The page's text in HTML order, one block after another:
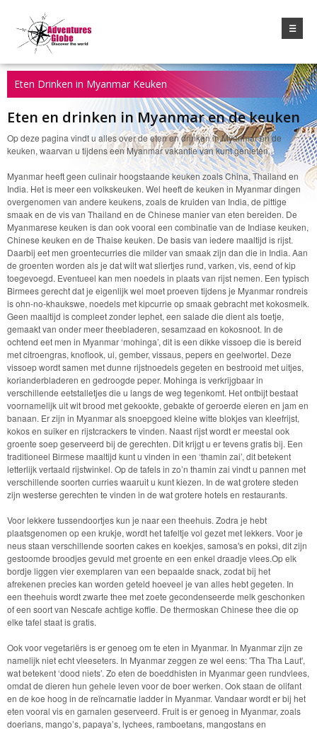
☰
Eten Drinken in Myanmar Keuken
Eten en drinken in Myanmar en de keuken
Op deze pagina vindt u alles over de eten en drinken in Myanmar en de
keuken, waarvan u tijdens een Myanmar vakantie van kunt genieten.
Myanmar heeft geen culinair hoogstaande keuken zoals China, Thailand en
India. Het is meer een volkskeuken. Wel heeft de keuken in Myanmar dingen
overgenomen van andere keukens, zoals de kruiden van India, de pittige
smaak en de vis van Thailand en de Chinese manier van eten bereiden. De
Myanmarese keuken is dan ook vooral een combinatie van de Indiase keuken,
Chinese keuken en de Thaise keuken. De basis van iedere maaltijd is rijst.
Daarbij eet men groentecurries die milder van smaak zijn dan die in India. Aan
de groenten worden als je dat wilt wat sliertjes rund, varken, vis, eend of kip
toegevoegd. Eventueel kan men noedels in plaats van rijst nemen. Een typisch
Birmees gerecht dat je eigenlijk wel moet proeven tijdens je Myanmar rondreis
is ohn-no-khaukswe, noedels met kipcurrie op smaak gebracht met kokosmelk.
Geen maaltijd is compleet zonder lephet, een salade die dient als toetje,
gemaakt van onder meer theebladeren, sesamzaad en kokosnoot. In de
ochtend eet men in Myanmar ‘mohinga’, dit is een dikke vissoep die is bereid
met citroengras, knoflook, ui, gember, vissaus, pepers en geelwortel. Deze
vissoep wordt samen met dunne rijstnoedels gegeten en bestrooid met uitjes,
korianderbladeren en gedroogde peper. Mohinga is verkrijgbaar in
verschillende eetstalletjes die u langs de weg tegenkomt. Het ontbijt bestaat
voornamelijk uit wit brood met gekookte, gebakte of geroerde eieren en jam en
banaan. Er zijn in Myanmar als snoepgoed kleine witte blokjes van kleefrijst,
kokos en suiker en rijstcrackers te vinden. Naast rijst wordt er meestal ook
groente soep geserveerd bij de gerechten. Dit krijgt u er tevens gratis bij. Een
traditioneel Birmese maaltijd kunt u vinden in een ‘thamin zai’, dit betekent
letterlijk vertaald rijstwinkel. Op de tafels in zo’n thamin zai vindt u pannen met
verschillende soorten curries waaruit u kunt kiezen. In de wat grotere steden
zijn westerse gerechten te vinden in de wat grotere hotels en restaurants.
Voor lekkere tussendoortjes kun je naar een theehuis. Zodra je hebt
plaatsgenomen op een krukje, wordt het tafeltje vol gezet met lekkers. Voor je
neus staan verschillende soorten cakes en koekjes, samosa's en poksi, dit zijn
gestoomde broodjes gevuld met groente en een enkel draadje vlees.Op elk
bordje liggen vier exemplaren van een bepaalde snack, zodat bij het
afrekenen precies kan worden geteld hoeveel je van alles hebt gegeten. In
een theehuis wordt zwarte thee met zoete gecondenseerde melk geschonken
of een soort van Nescafe achtige koffie. De thermoskan Chinese thee die op
elke tafel staat is gratis.
Ook voor vegetariërs is er genoeg om te eten in Myanmar. In Myanmar zijn ze
namelijk niet echt vleeseters. In Myanmar zeggen ze wel eens: 'Tha Tha Laut',
wat betekent ‘dood niets’. Zo eten de boeddhisten in Myanmar geen rundvlees,
omdat de dieren hun gehele leven voor de boer werken. Ook staan de olifant
en de koe hoog in de reïncarnatie ladder in Myanmar. Vandaar wordt er bij het
eten vooral vis en garnalen geserveerd. Fruit is er genoeg in Myanmar, zoals
doerians, mango’s, papaya’s, lychees, ramboetans, mangostans en